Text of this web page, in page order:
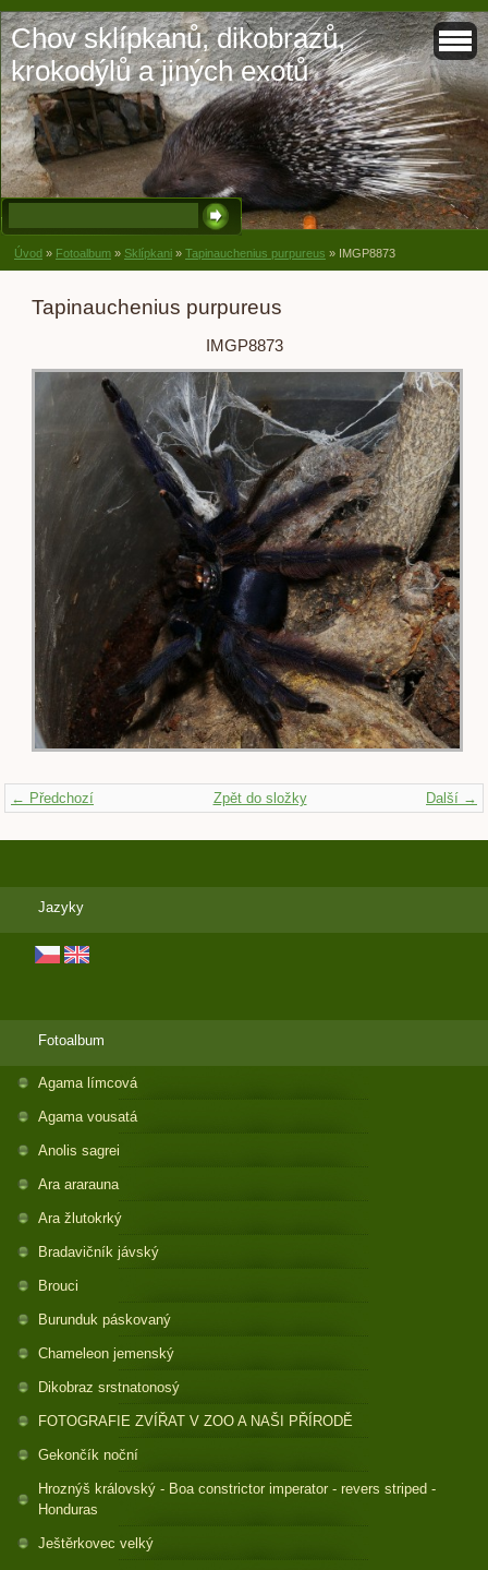
Chov sklípkanů, dikobrazů,
krokodýlů a jiných exotů
Úvod » Fotoalbum » Sklípkani » Tapinauchenius purpureus » IMGP8873
Tapinauchenius purpureus
IMGP8873
← Předchozí Další →
Zpět do složky
Jazyky
Fotoalbum
Agama límcová
Agama vousatá
Anolis sagrei
Ara ararauna
Ara žlutokrký
Bradavičník jávský
Brouci
Burunduk páskovaný
Chameleon jemenský
Dikobraz srstnatonosý
FOTOGRAFIE ZVÍŘAT V ZOO A NAŠI PŘÍRODĚ
Gekončík noční
Hroznýš královský - Boa constrictor imperator - revers striped -
Honduras
Ještěrkovec velký